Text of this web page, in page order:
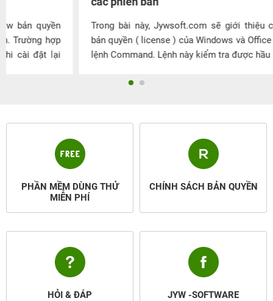
Trong bài này, Jywsoft.com sẽ giới thiệu cách kiểm tra
bản quyền ( license ) của Windows và Office bằng một file
lệnh Command. Lệnh này kiểm tra được hầu hết các Phiên
PHẦN MỀM DÙNG THỬ
MIỄN PHÍ
CHÍNH SÁCH BẢN QUYỀN
HỎI & ĐÁP JYW -SOFTWARE